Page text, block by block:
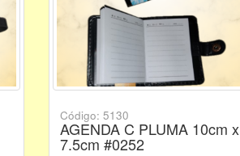
Código: 5130
AGENDA C PLUMA 10cm x
7.5cm #0252